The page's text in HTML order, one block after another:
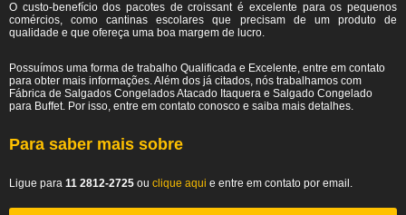
O custo-benefício dos pacotes de croissant é excelente para os pequenos
comércios, como cantinas escolares que precisam de um produto de
qualidade e que ofereça uma boa margem de lucro.
Possuímos uma forma de trabalho Qualificada e Excelente, entre em contato
para obter mais informações. Além dos já citados, nós trabalhamos com
Fábrica de Salgados Congelados Atacado Itaquera e Salgado Congelado
para Buffet. Por isso, entre em contato conosco e saiba mais detalhes.
Para saber mais sobre
Ligue para 11 2812-2725 ou clique aqui e entre em contato por email.